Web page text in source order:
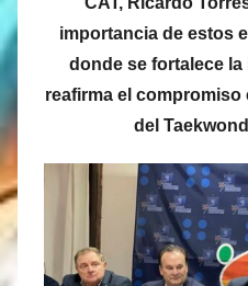
importancia de estos
donde se fortalece
reafirma el compromiso
del